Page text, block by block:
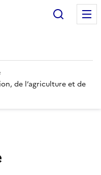
de l’agriculture et de